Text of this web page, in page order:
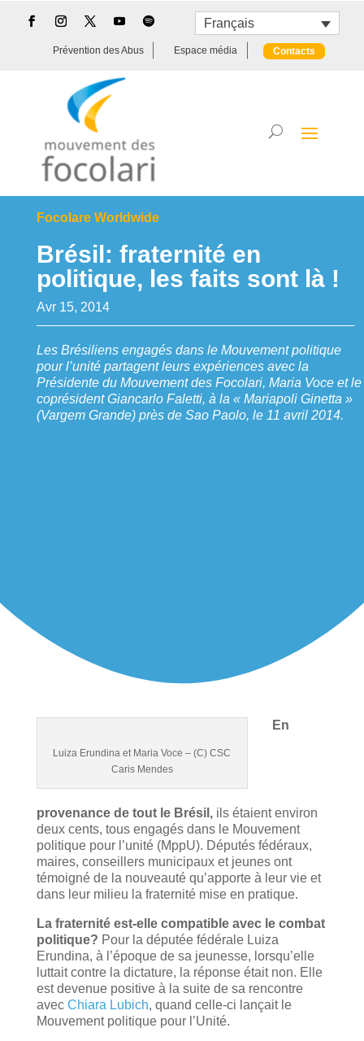
Français
Prévention des Abus Espace média Contacts
Focolare Worldwide
Brésil: fraternité en
politique, les faits sont là !
Avr 15, 2014
Les Brésiliens engagés dans le Mouvement politique
pour l’unité partagent leurs expériences avec la
Présidente du Mouvement des Focolari, Maria Voce et le
coprésident Giancarlo Faletti, à la « Mariapoli Ginetta »
(Vargem Grande) près de Sao Paolo, le 11 avril 2014.
Luiza Erundina et Maria Voce – (C) CSC
Caris Mendes
En
provenance de tout le Brésil,ils étaient environ
deux cents, tous engagés dans le Mouvement
politique pour l’unité (MppU). Députés fédéraux,
maires, conseillers municipaux et jeunes ont
témoigné de la nouveauté qu’apporte à leur vie et
dans leur milieu la fraternité mise en pratique.
La fraternité est-elle compatible avec le combat
politique? Pour la députée fédérale Luiza
Erundina, à l’époque de sa jeunesse, lorsqu’elle
luttait contre la dictature, la réponse était non. Elle
est devenue positive à la suite de sa rencontre
avec Chiara Lubich, quand celle-ci lançait le
Mouvement politique pour l’Unité.